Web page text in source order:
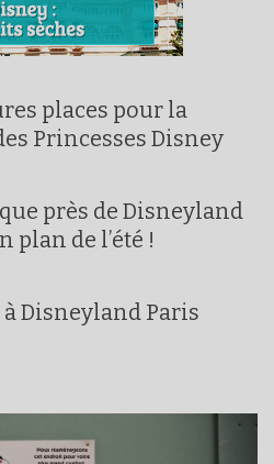
places pour la
Princesses Disney
près de Disneyland
plan de l’été !
Disneyland Paris